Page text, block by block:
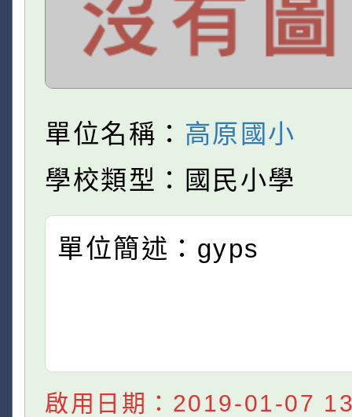
單位名稱： 高原國小
學校類型：國民小學
單位簡述：gyps
啟用日期：2019-01-07